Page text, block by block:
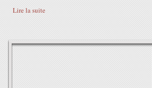
Lire la suite